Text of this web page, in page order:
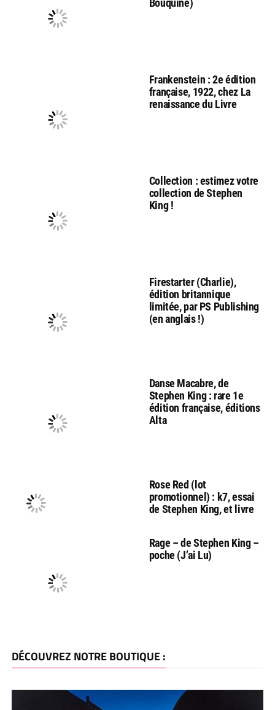
Bouquine)
Frankenstein : 2e édition
française, 1922, chez La
renaissance du Livre
Collection : estimez votre
collection de Stephen
King !
Firestarter (Charlie),
édition britannique
limitée, par PS Publishing
(en anglais !)
Danse Macabre, de
Stephen King : rare 1e
édition française, éditions
Alta
Rose Red (lot
promotionnel) : k7, essai
de Stephen King, et livre
Rage – de Stephen King –
poche (J’ai Lu)
DÉCOUVREZ NOTRE BOUTIQUE :